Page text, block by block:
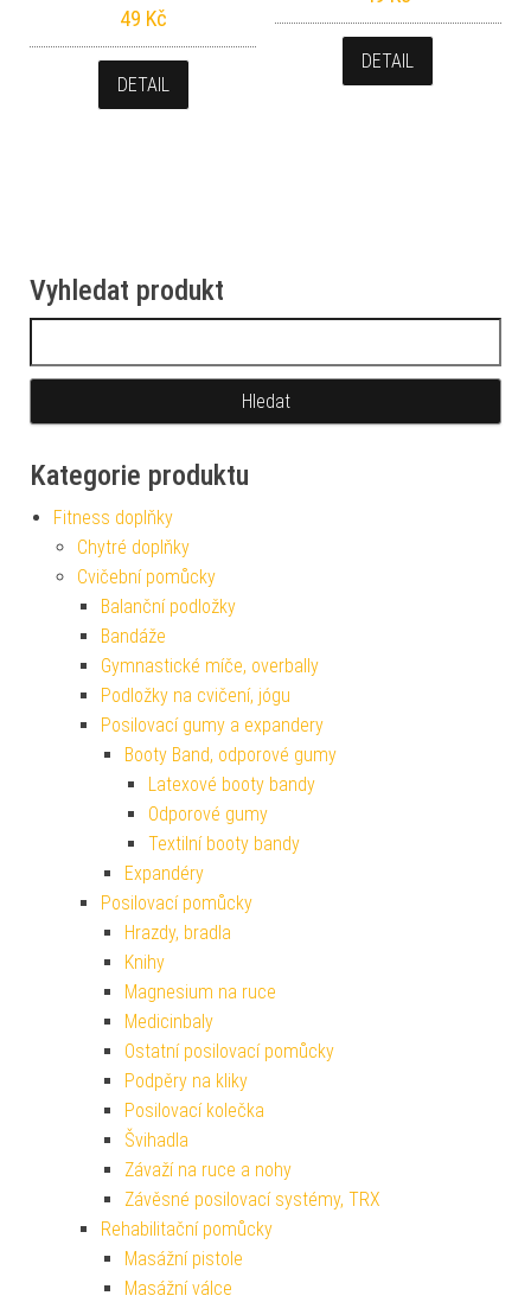
49 Kč
DETAIL
DETAIL
Vyhledat produkt
Kategorie produktu
Fitness doplňky
Chytré doplňky
Cvičební pomůcky
Balanční podložky
Bandáže
Gymnastické míče, overbally
Podložky na cvičení, jógu
Posilovací gumy a expandery
Booty Band, odporové gumy
Latexové booty bandy
Odporové gumy
Textilní booty bandy
Expandéry
Posilovací pomůcky
Hrazdy, bradla
Knihy
Magnesium na ruce
Medicinbaly
Ostatní posilovací pomůcky
Podpěry na kliky
Posilovací kolečka
Švihadla
Závaží na ruce a nohy
Závěsné posilovací systémy, TRX
Rehabilitační pomůcky
Masážní pistole
Masážní válce